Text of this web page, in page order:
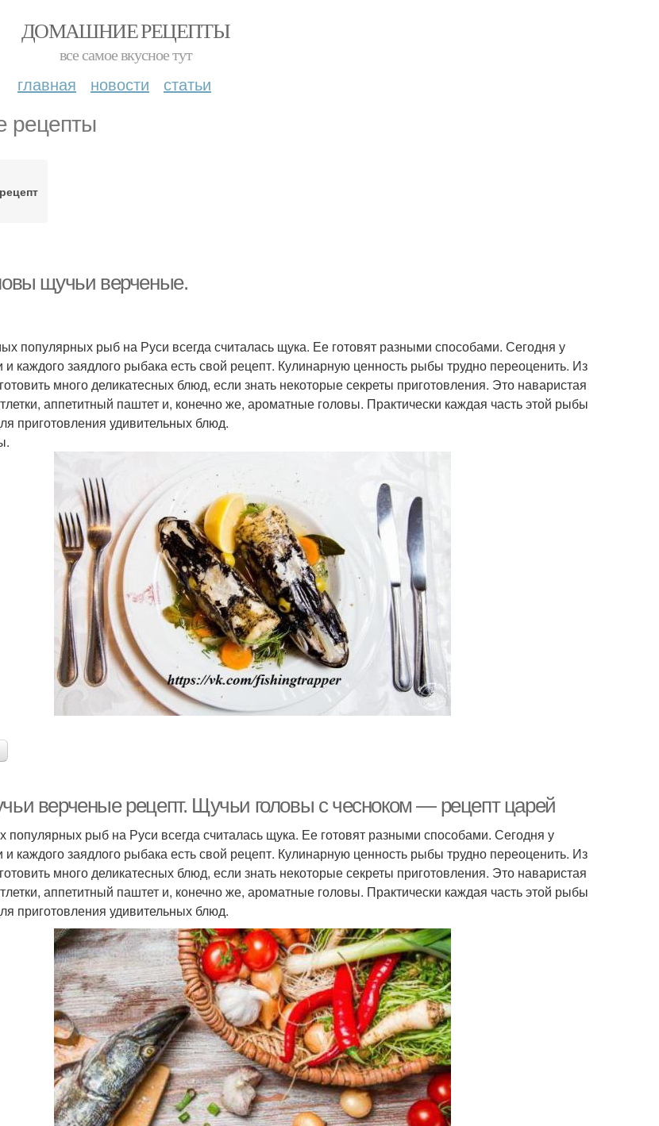
ДОМАШНИЕ РЕЦЕПТЫ
все самое вкусное тут
главная новости статьи
рецепты
щучьи верченые.
популярных рыб на Руси всегда считалась щука. Ее готовят разными способами. Сегодня у
и каждого заядлого рыбака есть свой рецепт. Кулинарную ценность рыбы трудно переоценить. Из
много деликатесных блюд, если знать некоторые секреты приготовления. Это наваристая
аппетитный паштет и, конечно же, ароматные головы. Практически каждая часть этой рыбы
приготовления удивительных блюд.
верченые рецепт. Щучьи головы с чесноком — рецепт царей
популярных рыб на Руси всегда считалась щука. Ее готовят разными способами. Сегодня у
и каждого заядлого рыбака есть свой рецепт. Кулинарную ценность рыбы трудно переоценить. Из
много деликатесных блюд, если знать некоторые секреты приготовления. Это наваристая
аппетитный паштет и, конечно же, ароматные головы. Практически каждая часть этой рыбы
приготовления удивительных блюд.